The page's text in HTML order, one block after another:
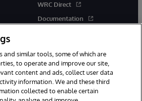
WRC Direct
Documentation
and similar tools, some of which are
to operate and improve our site,
content and ads, collect user data
information. We and these third
collected to enable certain